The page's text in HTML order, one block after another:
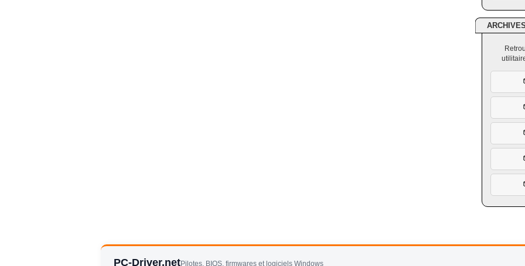
PC-Driver.netPilotes, BIOS, firmwares et logiciels Windows